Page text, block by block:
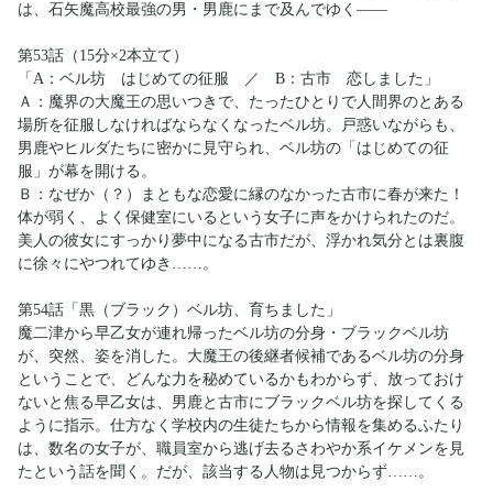
は、石矢魔高校最強の男・男鹿にまで及んでゆく――
第53話（15分×2本立て）
「A：ベル坊 はじめての征服 ／ B：古市 恋しました」
Ａ：魔界の大魔王の思いつきで、たったひとりで人間界のとある
場所を征服しなければならなくなったベル坊。戸惑いながらも、
男鹿やヒルダたちに密かに見守られ、ベル坊の「はじめての征
服」が幕を開ける。
Ｂ：なぜか（？）まともな恋愛に縁のなかった古市に春が来た！
体が弱く、よく保健室にいるという女子に声をかけられたのだ。
美人の彼女にすっかり夢中になる古市だが、浮かれ気分とは裏腹
に徐々にやつれてゆき……。
第54話「黒（ブラック）ベル坊、育ちました」
魔二津から早乙女が連れ帰ったベル坊の分身・ブラックベル坊
が、突然、姿を消した。大魔王の後継者候補であるベル坊の分身
ということで、どんな力を秘めているかもわからず、放っておけ
ないと焦る早乙女は、男鹿と古市にブラックベル坊を探してくる
ように指示。仕方なく学校内の生徒たちから情報を集めるふたり
は、数名の女子が、職員室から逃げ去るさわやか系イケメンを見
たという話を聞く。だが、該当する人物は見つからず……。